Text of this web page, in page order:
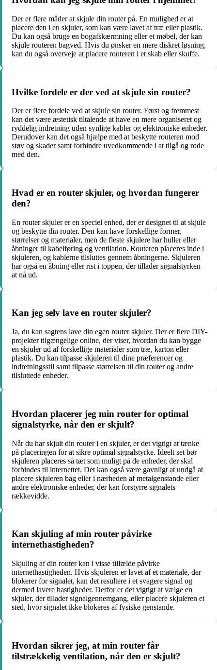
Der er flere måder at skjule din router på. En mulighed er at
placere den i en skjuler, som kan være lavet af træ eller plastik.
Du kan også bruge en bogafskærmning eller et møbel, der kan
skjule routeren bagved. Hvis du ønsker en mere diskret løsning,
kan du også overveje at placere routeren i et skab eller skuffe.
Hvilke fordele er der ved at skjule sin router?
Der er flere fordele ved at skjule sin router. Først og fremmest
kan det være æstetisk tiltalende at have en mere organiseret og
ryddelig indretning uden synlige kabler og elektroniske enheder.
Derudover kan det også hjælpe med at beskytte routeren mod
støv og skader samt forhindre uvedkommende i at tilgå og rode
med den.
Hvad er en router skjuler, og hvordan fungerer
den?
En router skjuler er en speciel enhed, der er designet til at skjule
og beskytte din router. Den kan have forskellige former,
størrelser og materialer, men de fleste skjulere har huller eller
åbninger til kabelføring og ventilation. Routeren placeres inde i
skjuleren, og kablerne tilsluttes gennem åbningerne. Skjuleren
har også en åbning eller rist i toppen, der tillader signalstyrken
at nå ud.
Kan jeg selv lave en router skjuler?
Ja, du kan sagtens lave din egen router skjuler. Der er flere DIY-
projekter tilgængelige online, der viser, hvordan du kan bygge
en skjuler ud af forskellige materialer som træ, karton eller
plastik. Du kan tilpasse skjuleren til dine præferencer og
indretningsstil samt tilpasse størrelsen til din router og andre
tilsluttede enheder.
Hvordan placerer jeg min router for optimal
signalstyrke, når den er skjult?
Når du har skjult din router i en skjuler, er det vigtigt at tænke
på placeringen for at sikre optimal signalstyrke. Ideelt set bør
skjuleren placeres så tæt som muligt på de enheder, der skal
forbindes til internettet. Det kan også være gavnligt at undgå at
placere skjuleren bag eller i nærheden af metalgenstande eller
andre elektroniske enheder, der kan forstyrre signalets
rækkevidde.
Kan skjuling af min router påvirke
internethastigheden?
Skjuling af din router kan i visse tilfælde påvirke
internethastigheden. Hvis skjuleren er lavet af et materiale, der
blokerer for signalet, kan det resultere i et svagere signal og
dermed lavere hastigheder. Derfor er det vigtigt at vælge en
skjuler, der tillader signalgennemgang, eller placere skjuleren et
sted, hvor signalet ikke blokeres af fysiske genstande.
Hvordan sikrer jeg, at min router får
tilstrækkelig ventilation, når den er skjult?